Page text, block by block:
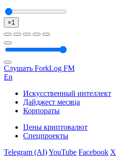
×1
Слушать ForkLog FM
En
Искусственный интеллект
Дайджест месяца
Корпораты
Цены криптовалют
Спецпроекты
Telegram (AI)YouTube Facebook X